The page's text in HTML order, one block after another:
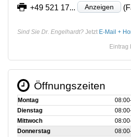
+49 521 17... Anzeigen
Sind Sie Dr. Engelhardt? Jetzt E-Mail +
Eintrag
Öffnungszeiten
Montag
Dienstag
Mittwoch
Donnerstag